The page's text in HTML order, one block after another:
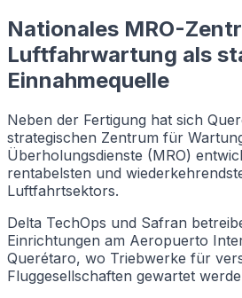
Nationales MRO-
Luftfahrwartung als
Einnahmequelle
Neben der Fertigung hat sich
strategischen Zentrum für
Überholungsdienste (MRO)
rentabelsten und
Luftfahrtsektors.
Delta TechOps und Safran
Einrichtungen am Aeropuerto
Querétaro, wo Triebwerke für
Fluggesellschaften gewartet